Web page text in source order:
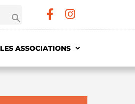
LES ASSOCIATIONS